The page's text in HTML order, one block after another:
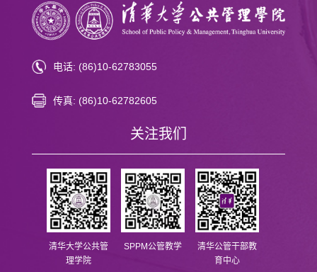
电话: (86)10-62783055
传真: (86)10-62782605
关注我们
清华大学公共管
理学院
SPPM公管教学
清华公管干部教
育中心